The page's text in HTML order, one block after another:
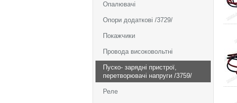
Опалювачі
Опори додаткові /3729/
Покажчики
Провода високовольтні
Пуско- зарядні пристрої,
перетворювачі напруги /3759/
Реле